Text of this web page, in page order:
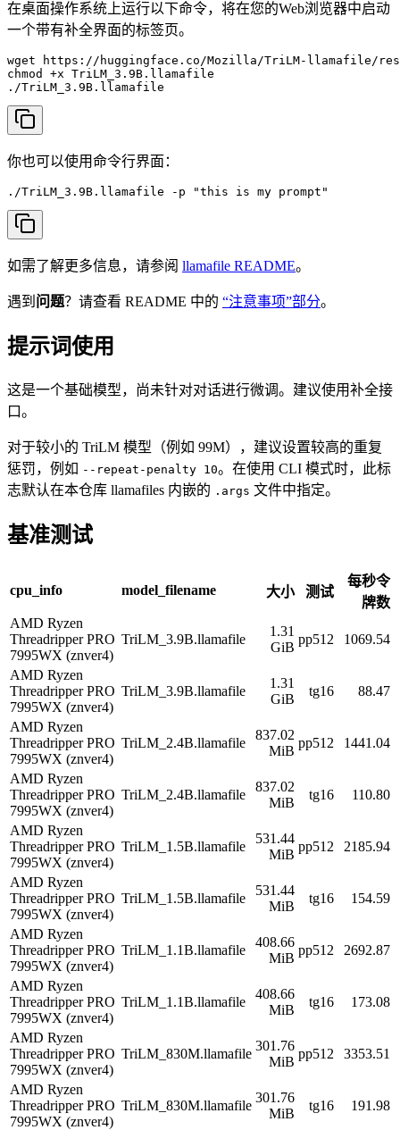
在桌面操作系统上运行以下命令，将在您的Web浏览器中启动
一个带有补全界面的标签页。
wget https://huggingface.co/Mozilla/TriLM-llamafile/
chmod +x TriLM_3.9B.llamafile
./TriLM_3.9B.llamafile
你也可以使用命令行界面：
./TriLM_3.9B.llamafile -p "this is my prompt"
如需了解更多信息，请参阅 llamafile README。
遇到 问题？请查看 README 中的 “注意事项”部分。
提示词使用
这是一个基础模型，尚未针对对话进行微调。建议使用补全接
口。
对于较小的 TriLM 模型（例如 99M），建议设置较高的重复
惩罚，例如 --repeat-penalty 10。在使用 CLI 模式时，此标
志默认在本仓库 llamafiles 内嵌的 .args 文件中指定。
基准测试
cpu_info model_filename 大小 测试
每秒令
牌数
AMD Ryzen
Threadripper PRO
7995WX (znver4)
TriLM_3.9B.llamafile
1.31
GiB
pp512 1069.54
AMD Ryzen
Threadripper PRO
7995WX (znver4)
TriLM_3.9B.llamafile
1.31
GiB
tg16 88.47
AMD Ryzen
Threadripper PRO
7995WX (znver4)
TriLM_2.4B.llamafile
837.02
MiB
pp512 1441.04
AMD Ryzen
Threadripper PRO
7995WX (znver4)
TriLM_2.4B.llamafile
837.02
MiB
tg16 110.80
AMD Ryzen
Threadripper PRO
7995WX (znver4)
TriLM_1.5B.llamafile
531.44
MiB
pp512 2185.94
AMD Ryzen
Threadripper PRO
7995WX (znver4)
TriLM_1.5B.llamafile
531.44
MiB
tg16 154.59
AMD Ryzen
Threadripper PRO
7995WX (znver4)
TriLM_1.1B.llamafile
408.66
MiB
pp512 2692.87
AMD Ryzen
Threadripper PRO
7995WX (znver4)
TriLM_1.1B.llamafile
408.66
MiB
tg16 173.08
AMD Ryzen
Threadripper PRO
7995WX (znver4)
TriLM_830M.llamafile
301.76
MiB
pp512 3353.51
AMD Ryzen
Threadripper PRO
7995WX (znver4)
TriLM_830M.llamafile
301.76
MiB
tg16 191.98